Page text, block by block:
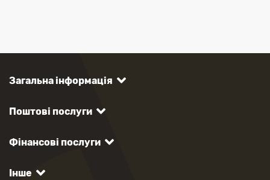
Загальна інформація
Поштові послуги
Фінансові послуги
Інше